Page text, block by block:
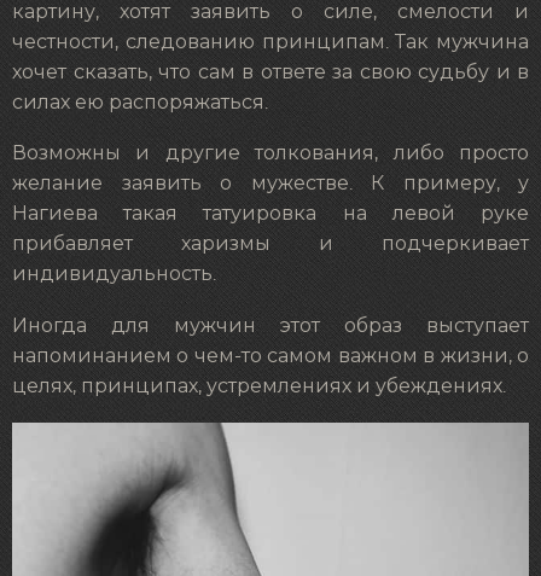
картину, хотят заявить о силе, смелости и
честности, следованию принципам. Так мужчина
хочет сказать, что сам в ответе за свою судьбу и в
силах ею распоряжаться.
Возможны и другие толкования, либо просто
желание заявить о мужестве. К примеру, у
Нагиева такая татуировка на левой руке
прибавляет харизмы и подчеркивает
индивидуальность.
Иногда для мужчин этот образ выступает
напоминанием о чем-то самом важном в жизни, о
целях, принципах, устремлениях и убеждениях.